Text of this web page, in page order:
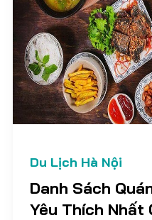
Du Lịch Hà Nội
Danh Sách
Yêu Thích Nhất